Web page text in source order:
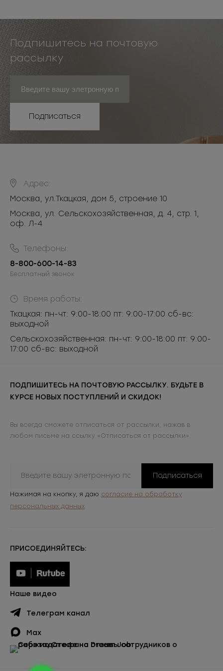
Подпишитесь на почтовую
рассылку
Подписаться
Адрес:
Москва, ул.Ткацкая, дом 5, строение 10
Москва, ул. Сельскохозяйственная, д. 4, стр. 1,
оф. Л-4
Телефоны:
8-800-600-14-83
Бесплатный звонок
Время работы:
Ткацкая: пн-чт: 9:00-18:00 пт: 9:00-17:00 сб-вс:
выходной
Сельскохозяйственная: пн-чт: 9:00-18:00 пт: 9:00-
17:00 сб-вс: выходной
ПОДПИШИТЕСЬ НА ПОЧТОВУЮ РАССЫЛКУ. БУДЬТЕ В
КУРСЕ НОВЫХ ПОСТУПЛЕНИЙ И СКИДОК!
Вы всегда сможете отписаться от рассылки, нажав в
любом письме на ссылку «Отписаться от рассылки»
Подписаться
Нажимая на кнопку, я даю согласие на обработку
персональных данных
ПРИСОЕДИНЯЙТЕСЬ:
Наше видео
Телеграм канал
Max